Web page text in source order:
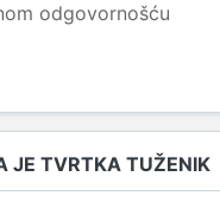
odgovornošću
JE TVRTKA TUŽENIK